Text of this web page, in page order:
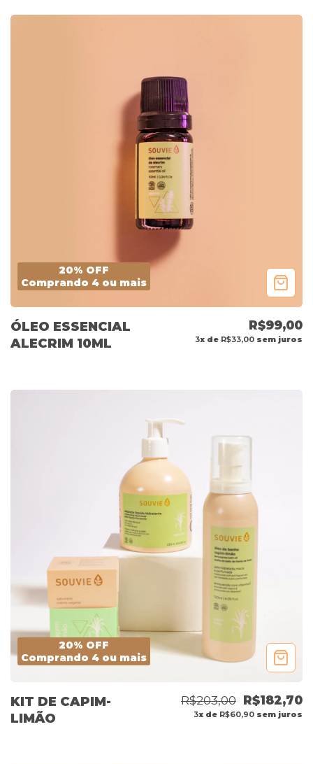
20% OFF
Comprando 4 ou mais
ÓLEO ESSENCIAL
ALECRIM 10ML
R$99,00
3x de R$33,00 sem juros
20% OFF
Comprando 4 ou mais
KIT DE CAPIM-
LIMÃO
R$203,00 R$182,70
3x de R$60,90 sem juros